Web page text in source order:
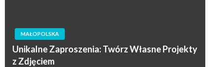
MAŁOPOLSKA
Unikalne Zaproszenia: Twórz Własne Projekty
z Zdjęciem